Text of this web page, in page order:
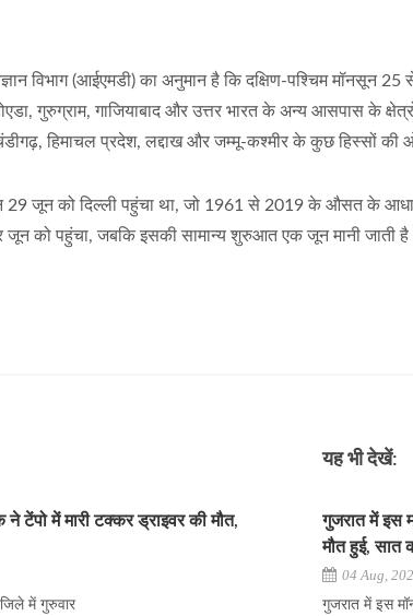
विभाग (आईएमडी) का अनुमान है कि दक्षिण-पश्चिम मॉनसून
गुरुग्राम, गाजियाबाद और उत्तर भारत के अन्य आसपास के
हिमाचल प्रदेश, लद्दाख और जम्मू-कश्मीर के कुछ हिस्सों
29 जून को दिल्ली पहुंचा था, जो 1961 से 2019 के औसत के
जून को पहुंचा, जबकि इसकी सामान्य शुरुआत एक जून मानी जाती
टेंपो में मारी टक्कर ड्राइवर की मौत,
में गुरुवार
यह भी देखें:
गुजरात में इस
मौत हुई, सात
04 Aug,
गुजरात में इस